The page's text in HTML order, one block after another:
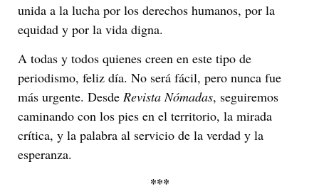
unida a la lucha por los derechos humanos, por la
equidad y por la vida digna.
A todas y todos quienes creen en este tipo de
periodismo, feliz día. No será fácil, pero nunca fue
más urgente. Desde Revista Nómadas, seguiremos
caminando con los pies en el territorio, la mirada
crítica, y la palabra al servicio de la verdad y la
esperanza.